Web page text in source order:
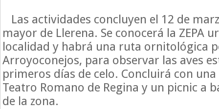
Las actividades concluyen el 12 de
mayor de Llerena. Se conocerá la ZEPA
localidad y habrá una ruta ornitológica
Arroyoconejos, para observar las aves
primeros días de celo. Concluirá con
Teatro Romano de Regina y un picnic a
de la zona.